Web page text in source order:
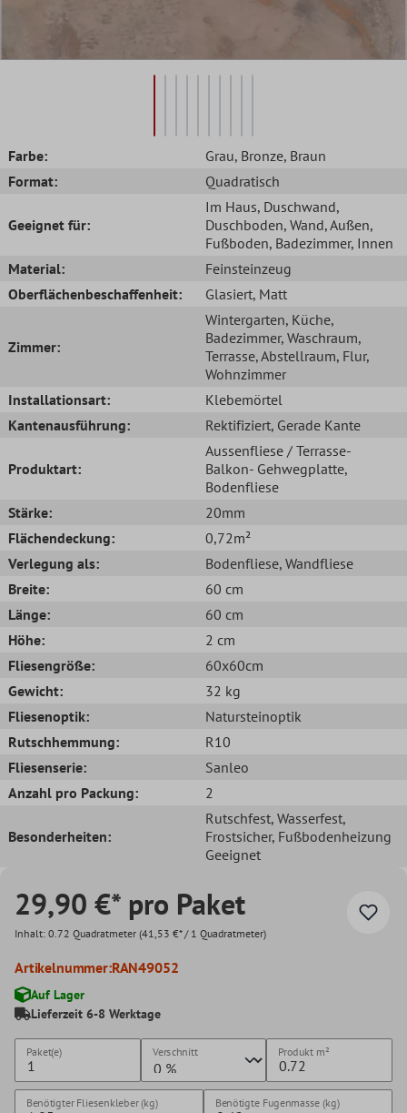
Farbe: Grau, Bronze, Braun
Format:
Quadratisch
Geeignet für:
Im Haus, Duschwand,
Duschboden, Wand, Außen,
Fußboden, Badezimmer, Innen
Material:
Feinsteinzeug
Oberflächenbeschaffenheit:
Glasiert, Matt
Zimmer:
Wintergarten, Küche,
Badezimmer, Waschraum,
Terrasse, Abstellraum, Flur,
Wohnzimmer
Installationsart:
Klebemörtel
Kantenausführung:
Rektifiziert, Gerade Kante
Produktart:
Aussenfliese / Terrasse-
Balkon- Gehwegplatte,
Bodenfliese
Stärke:
20mm
Flächendeckung:
0,72m²
Verlegung als:
Bodenfliese, Wandfliese
Breite:
60 cm
Länge:
60 cm
Höhe:
2 cm
Fliesengröße:
60x60cm
Gewicht:
32 kg
Fliesenoptik:
Natursteinoptik
Rutschhemmung:
R10
Fliesenserie:
Sanleo
Anzahl pro Packung:
2
Besonderheiten:
Rutschfest, Wasserfest,
Frostsicher, Fußbodenheizung
Geeignet
29,90 €* pro Paket
Inhalt: 0.72 Quadratmeter (41,53 €* / 1 Quadratmeter)
Artikelnummer:RAN49052
Auf Lager
Lieferzeit 6-8 Werktage
Paket(e) Verschnitt Produkt m²
Benötigter Fliesenkleber (kg) Benötigte Fugenmasse (kg)